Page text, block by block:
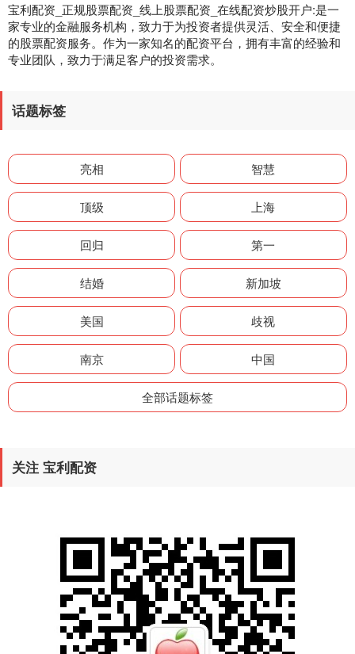
宝利配资_正规股票配资_线上股票配资_在线配资炒股开户:是一
家专业的金融服务机构，致力于为投资者提供灵活、安全和便捷
的股票配资服务。作为一家知名的配资平台，拥有丰富的经验和
专业团队，致力于满足客户的投资需求。
话题标签
亮相 智慧
顶级 上海
回归 第一
结婚 新加坡
美国 歧视
南京 中国
全部话题标签
关注 宝利配资